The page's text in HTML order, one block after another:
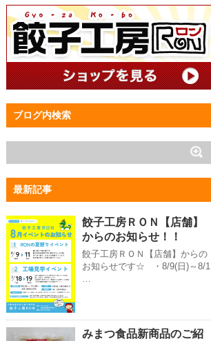
ブログ内検索
最新記事
餃子工房ＲＯＮ【店舗】
からのお知らせ！！
餃子工房ＲＯＮ【店舗】からの
お知らせです☆ ・8/9(日)～8/1
…
みまつ食品新商品のご紹